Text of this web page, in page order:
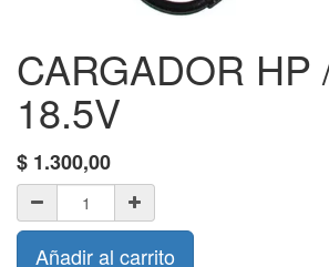
CARGADOR HP
18.5V
$ 1.300,00
Añadir al carrito